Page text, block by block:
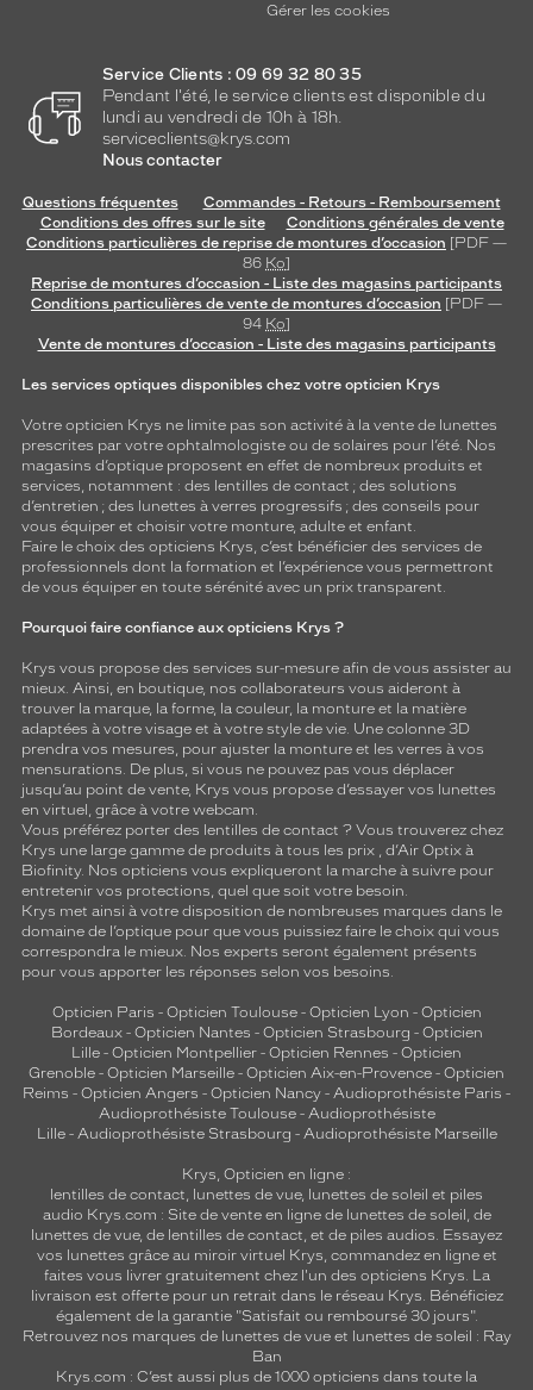
Gérer les cookies
Service Clients : 09 69 32 80 35
Pendant l'été, le service clients est disponible du
lundi au vendredi de 10h à 18h.
serviceclients@krys.com
Nous contacter
Questions fréquentes
Commandes - Retours - Remboursement
Conditions des offres sur le site
Conditions générales de vente
Conditions particulières de reprise de montures d’occasion [PDF —
86 Ko]
Reprise de montures d’occasion - Liste des magasins participants
Conditions particulières de vente de montures d’occasion [PDF —
94 Ko]
Vente de montures d’occasion - Liste des magasins participants
Les services optiques disponibles chez votre opticien Krys
Votre opticien Krys ne limite pas son activité à la vente de lunettes
prescrites par votre ophtalmologiste ou de solaires pour l’été. Nos
magasins d’optique proposent en effet de nombreux produits et
services, notamment : des lentilles de contact ; des solutions
d’entretien ; des lunettes à verres progressifs ; des conseils pour
vous équiper et choisir votre monture, adulte et enfant.
Faire le choix des opticiens Krys, c’est bénéficier des services de
professionnels dont la formation et l’expérience vous permettront
de vous équiper en toute sérénité avec un prix transparent.
Pourquoi faire confiance aux opticiens Krys ?
Krys vous propose des services sur-mesure afin de vous assister au
mieux. Ainsi, en boutique, nos collaborateurs vous aideront à
trouver la marque, la forme, la couleur, la monture et la matière
adaptées à votre visage et à votre style de vie. Une colonne 3D
prendra vos mesures, pour ajuster la monture et les verres à vos
mensurations. De plus, si vous ne pouvez pas vous déplacer
jusqu’au point de vente, Krys vous propose d’essayer vos lunettes
en virtuel, grâce à votre webcam.
Vous préférez porter des lentilles de contact ? Vous trouverez chez
Krys une large gamme de produits à tous les prix , d’Air Optix à
Biofinity. Nos opticiens vous expliqueront la marche à suivre pour
entretenir vos protections, quel que soit votre besoin.
Krys met ainsi à votre disposition de nombreuses marques dans le
domaine de l’optique pour que vous puissiez faire le choix qui vous
correspondra le mieux. Nos experts seront également présents
pour vous apporter les réponses selon vos besoins.
Opticien Paris - Opticien Toulouse- Opticien Lyon - Opticien
Bordeaux- Opticien Nantes - Opticien Strasbourg - Opticien
Lille - Opticien Montpellier - Opticien Rennes - Opticien
Grenoble - Opticien Marseille - Opticien Aix-en-Provence - Opticien
Reims - Opticien Angers - Opticien Nancy - Audioprothésiste Paris -
Audioprothésiste Toulouse- Audioprothésiste
Lille- Audioprothésiste Strasbourg - Audioprothésiste Marseille
Krys, Opticien en ligne :
lentilles de contact, lunettes de vue, lunettes de soleil et piles
audio Krys.com : Site de vente en ligne de lunettes de soleil, de
lunettes de vue, de lentilles de contact, et de piles audios. Essayez
vos lunettes grâce au miroir virtuel Krys, commandez en ligne et
faites vous livrer gratuitement chez l'un des opticiens Krys. La
livraison est offerte pour un retrait dans le réseau Krys. Bénéficiez
également de la garantie "Satisfait ou remboursé 30 jours".
Retrouvez nos marques de lunettes de vue et lunettes de soleil : Ray
Ban
Krys.com : C’est aussi plus de 1000 opticiens dans toute la